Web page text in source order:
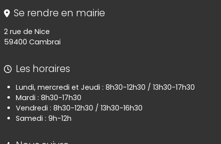
Se rendre en mairie
2 rue de Nice
59400 Cambrai
Les horaires
Lundi, mercredi et Jeudi : 8h30-12h30 / 13h30-17h30
Mardi : 8h30-17h30
Vendredi : 8h30-12h30 / 13h30-16h30
Samedi : 9h-12h